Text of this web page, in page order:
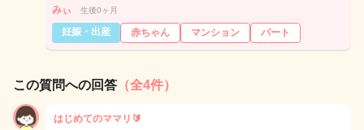
みぃ 生後0ヶ月
妊娠・出産 赤ちゃん マンション パート
この質問への回答 （全4件）
はじめてのママリ🔰